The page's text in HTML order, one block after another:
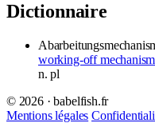
Dictionnaire
working-off
n.pl
© 2026 · babelfish.fr
Mentions légales